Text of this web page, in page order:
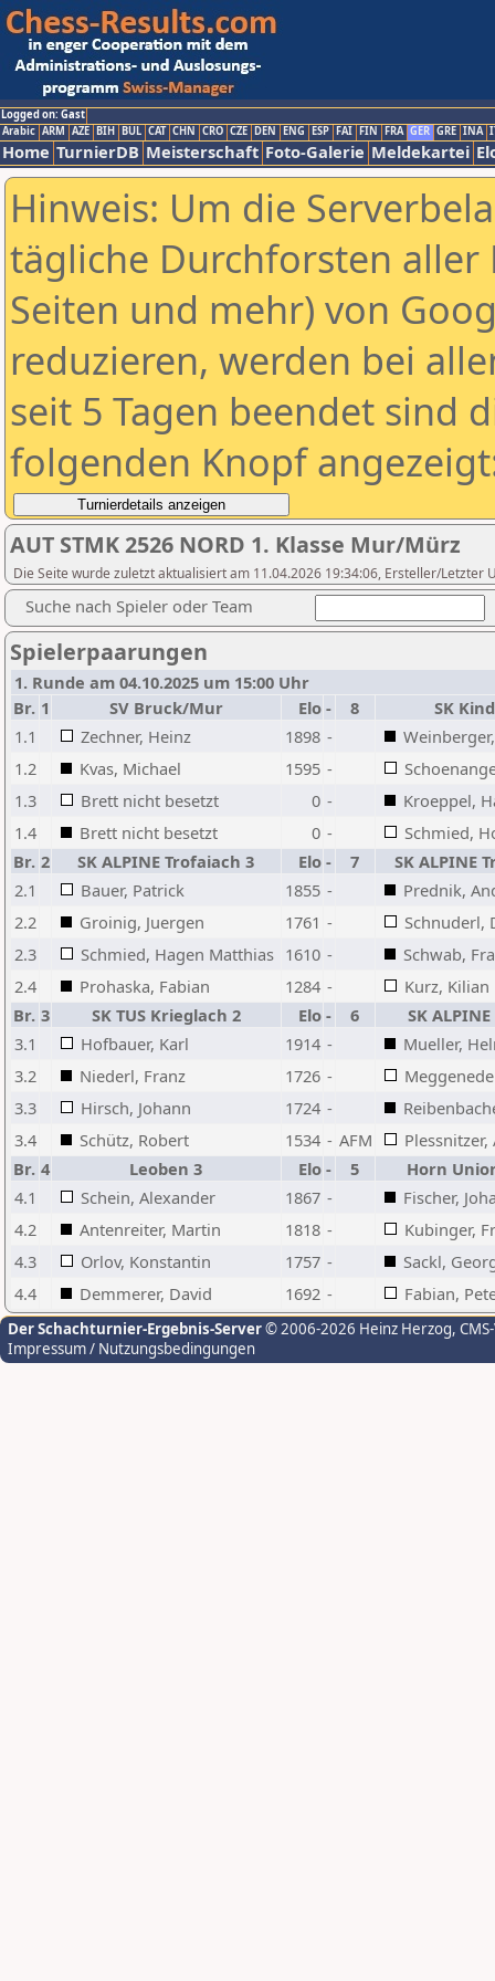
Logged on: Gast
Arabic ARM AZE BIH BUL CAT CHN CRO CZE DEN ENG ESP FAI FIN FRA GER GRE INA
Home TurnierDB Meisterschaft Foto-Galerie Meldekartei
Hinweis: Um die
tägliche Durchforsten aller
Seiten und mehr) von
reduzieren, werden bei
seit 5 Tagen beendet sind
folgenden Knopf
AUT STMK 2526 NORD 1. Klasse Mur/Mürz
Die Seite wurde zuletzt aktualisiert am 11.04.2026 19:34:06, Ersteller/Letzter
Suche nach Spieler oder Team
Spielerpaarungen
1. Runde am 04.10.2025 um 15:00 Uhr
Br. 1 SV Bruck/Mur Elo - 8
SK
1.1
Zechner, Heinz 1898 -
1.2
Kvas, Michael 1595 -
1.3
Brett nicht besetzt 0 -
Kroeppel,
1.4
Brett nicht besetzt 0 -
Schmied,
Br. 2 SK ALPINE Trofaiach 3 Elo - 7
SK ALPINE
2.1
Bauer, Patrick 1855 -
Prednik,
2.2
Groinig, Juergen 1761 -
Schnuderl,
2.3
Schmied, Hagen Matthias 1610 -
Schwab,
2.4
Prohaska, Fabian 1284 -
Kurz, Kilian
Br. 3 SK TUS Krieglach 2 Elo - 6
SK
3.1
Hofbauer, Karl 1914 -
Mueller,
3.2
Niederl, Franz 1726 -
3.3
Hirsch, Johann 1724 -
3.4
Schütz, Robert 1534 - AFM
Plessnitzer,
Br. 4 Leoben 3 Elo - 5
Horn
4.1
Schein, Alexander 1867 -
Fischer,
4.2
Antenreiter, Martin 1818 -
Kubinger,
4.3
Orlov, Konstantin 1757 -
Sackl,
4.4
Demmerer, David 1692 - Fabian,
Der Schachturnier-Ergebnis-Server© 2006-2026 Heinz Herzog,
Impressum / Nutzungsbedingungen